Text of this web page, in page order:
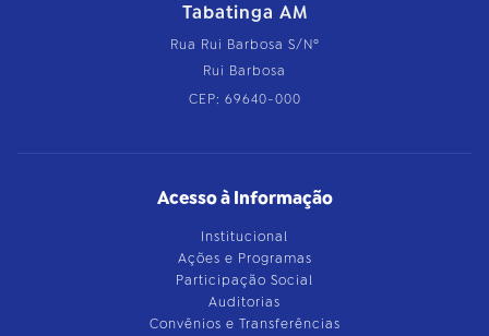
Tabatinga AM
Rua Rui Barbosa S/Nº
Rui Barbosa
CEP: 69640-000
Acesso à Informação
Institucional
Ações e Programas
Participação Social
Auditorias
Convênios e Transferências